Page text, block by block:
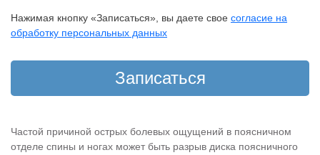
Нажимая кнопку «Записаться», вы даете свое согласие на
обработку персональных данных
Частой причиной острых болевых ощущений в поясничном
отделе спины и ногах может быть разрыв диска поясничного